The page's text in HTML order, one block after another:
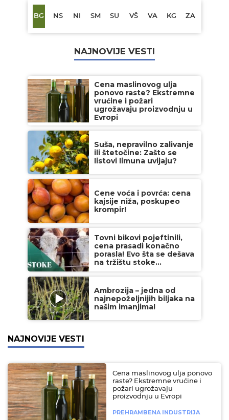
BG NS NI SM SU VŠ VA KG ZA
NAJNOVIJE VESTI
Cena maslinovog ulja
ponovo raste? Ekstremne
vrućine i požari
ugrožavaju proizvodnju u
Evropi
Suša, nepravilno zalivanje
ili štetočine: Zašto se
listovi limuna uvijaju?
Cene voća i povrća: cena
kajsije niža, poskupeo
krompir!
Tovni bikovi pojeftinili,
cena prasadi konačno
porasla! Evo šta se dešava
na tržištu stoke...
Ambrozija – jedna od
najnepoželjnijih biljaka na
našim imanjima!
NAJNOVIJE VESTI
Cena maslinovog ulja ponovo
raste? Ekstremne vrućine i
požari ugrožavaju
proizvodnju u Evropi
PREHRAMBENA INDUSTRIJA